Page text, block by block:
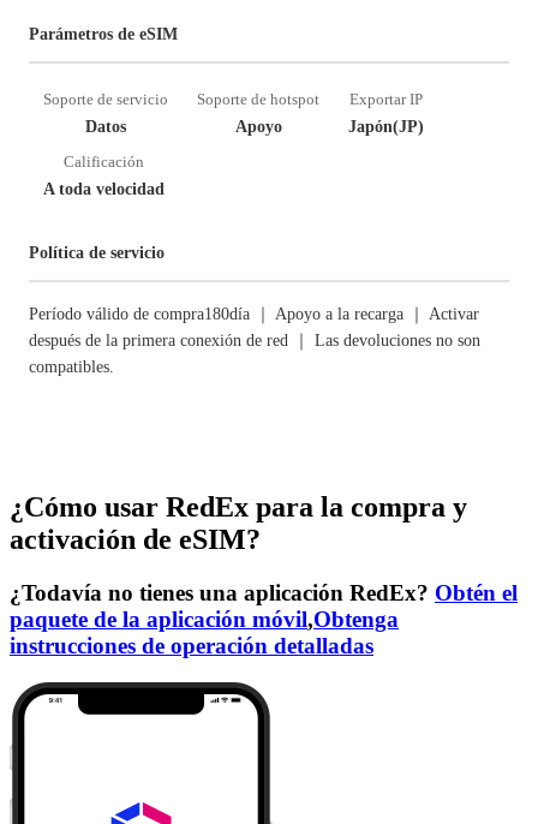
Parámetros de eSIM
Soporte de servicio
Datos
Soporte de hotspot
Apoyo
Exportar IP
Japón(JP)
Calificación
A toda velocidad
Política de servicio
Período válido de compra180día ｜ Apoyo a la recarga ｜ Activar
después de la primera conexión de red ｜ Las devoluciones no son
compatibles.
¿Cómo usar RedEx para la compra y
activación de eSIM?
¿Todavía no tienes una aplicación RedEx? Obtén el
paquete de la aplicación móvil,Obtenga
instrucciones de operación detalladas